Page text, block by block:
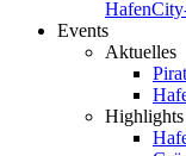
Events
Aktuelles